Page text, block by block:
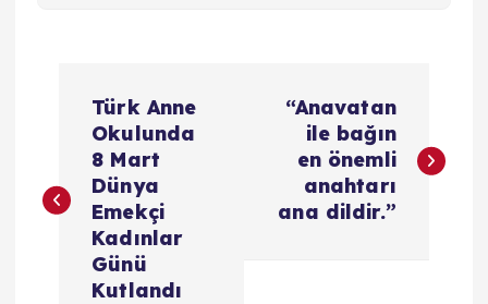
z
Türk Anne
Okulunda
8 Mart
Dünya
Emekçi
Kadınlar
Günü
Kutlandı
“Anavatan
ile bağın
en önemli
anahtarı
ana dildir.”